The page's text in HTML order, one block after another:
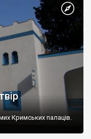
Кримських палаців.